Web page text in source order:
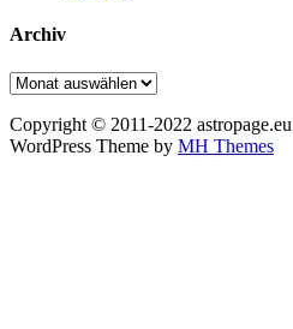
Archiv
Archiv
Copyright © 2011-2022
WordPress Theme by MH Themes